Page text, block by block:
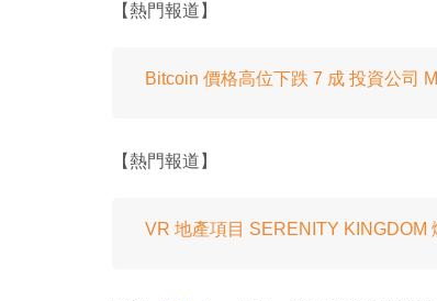
【熱門報道】
Bitcoin 價格高位下跌 7 成 投資公司
【熱門報道】
VR 地產項目 SERENITY KINGDOM